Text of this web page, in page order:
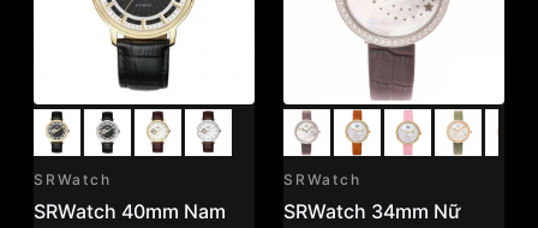
SRWatch
SRWatch 40mm Nam
SRWatch
SRWatch 34mm Nữ